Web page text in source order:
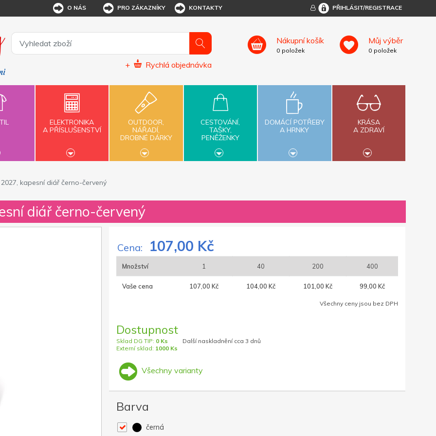
O NÁS PRO ZÁKAZNÍKY KONTAKTY PŘIHLÁSIT/REGISTRACE
+ Rychlá objednávka
Nákupní košík
0 položek
Můj výběr
0 položek
ELEKTRONIKA
A PŘÍSLUŠENSTVÍ
OUTDOOR,
NÁŘADÍ,
DROBNÉ DÁRKY
CESTOVÁNÍ,
TAŠKY,
PENĚŽENKY
DOMÁCÍ POTŘEBY
A HRNKY
KRÁSA
A ZDRAVÍ
2027, kapesní diář černo-červený
diář černo-červený
Cena: 107,00 Kč
Množství 1 40 200 400
Vaše cena 107,00 Kč 104,00 Kč 101,00 Kč 99,00 Kč
Všechny ceny jsou bez DPH
Dostupnost
Sklad DG TIP: 0 Ks
Externí sklad: 1000 Ks
Další naskladnění cca 3 dnů
Všechny varianty
Barva
černá